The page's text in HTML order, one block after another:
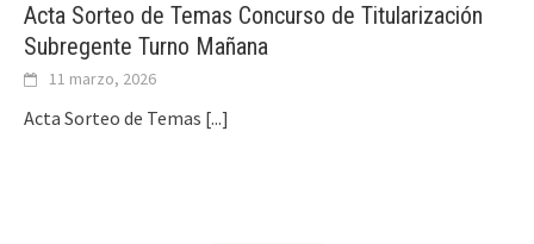
Acta Sorteo de Temas Concurso de Titularización
Subregente Turno Mañana
11 marzo, 2026
Acta Sorteo de Temas [...]